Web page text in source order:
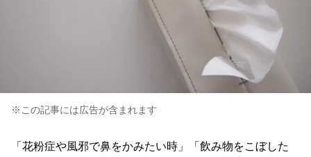
※この記事には広告が含まれます
「花粉症や風邪で鼻をかみたい時」「飲み物をこぼした